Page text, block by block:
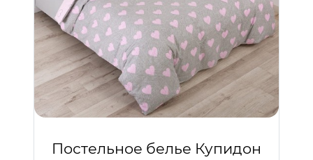
Постельное белье Купидон